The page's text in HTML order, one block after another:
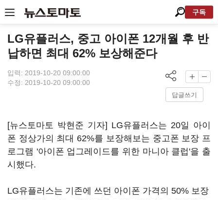
구독
LG유플러스, 중고 아이폰 12개월 후 반
납하면 최대 62% 보상해준다
입력: 2019-10-20 09:00:00
수정: 2019-10-20 09:00:00
답글쓰기
[뉴스토마토 박현준 기자] LG유플러스는 20일 아이
폰 정상가의 최대 62%를 보장해보는 중고폰 보장 프
로그램 '아이폰 업그레이드를 위한 마니아 클럽'을 출
시했다.
LG유플러스는 기존에 쓰던 아이폰 가격의 50% 보장